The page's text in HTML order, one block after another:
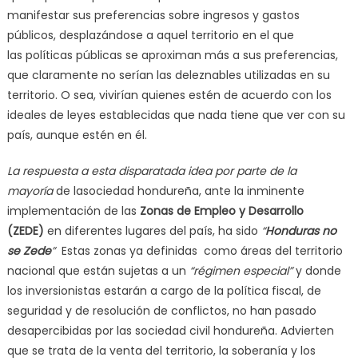
manifestar sus preferencias sobre ingresos y gastos
públicos, desplazándose a aquel territorio en el que
las políticas públicas se aproximan más a sus preferencias,
que claramente no serían las deleznables utilizadas en su
territorio. O sea, vivirían quienes estén de acuerdo con los
ideales de leyes establecidas que nada tiene que ver con su
país, aunque estén en él.
La respuesta a esta disparatada idea por parte de la
mayoríade lasociedad hondureña, ante la inminente
implementación de las Zonas de Empleo y Desarrollo
(ZEDE) en diferentes lugares del país, ha sido “Honduras no
se Zede”Estas zonas ya definidas como áreas del territorio
nacional que están sujetas a un “régimen especial”y donde
los inversionistas estarán a cargo de la política fiscal, de
seguridad y de resolución de conflictos, no han pasado
desapercibidas por las sociedad civil hondureña. Advierten
que se trata de la venta del territorio, la soberanía y los